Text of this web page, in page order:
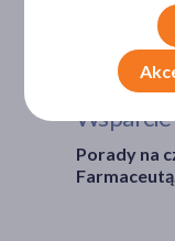
Porady na